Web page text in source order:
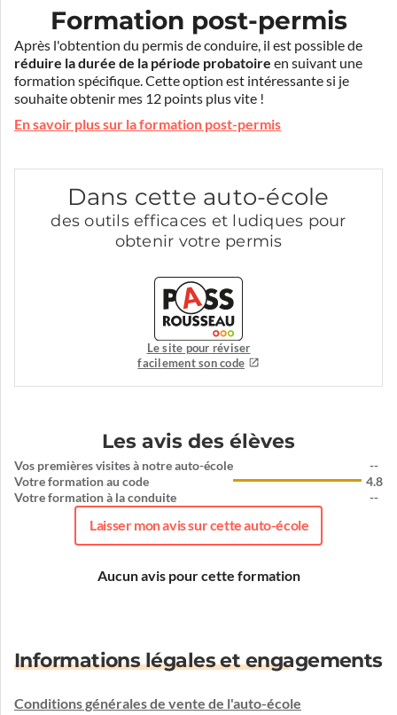
Formation post-permis
Après l'obtention du permis de conduire, il est possible de
réduire la durée de la période probatoire en suivant une
formation spécifique. Cette option est intéressante si je
souhaite obtenir mes 12 points plus vite !
En savoir plus sur la formation post-permis
Dans cette auto-école
des outils efficaces et ludiques pour
obtenir votre permis
Le site pour réviser
facilement son code
Les avis des élèves
Vos premières visites à notre auto-école
Votre formation au code
Votre formation à la conduite
--
4.8
--
Laisser mon avis sur cette auto-école
Aucun avis pour cette formation
Informations légales et engagements
Conditions générales de vente de l'auto-école